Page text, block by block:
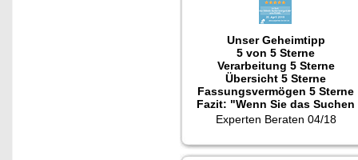
Unser Geheimtipp
5 von 5 Sterne
Verarbeitung 5 Sterne
Übersicht 5 Sterne
Fassungsvermögen 5 Sterne
Fazit: "Wenn Sie das Suchen
nach der passenden Batterie
leid sind und immer wissen
wollen, ob noch Saft in der
Batterie ist, sollten Sie sich
Experten Beraten 04/18